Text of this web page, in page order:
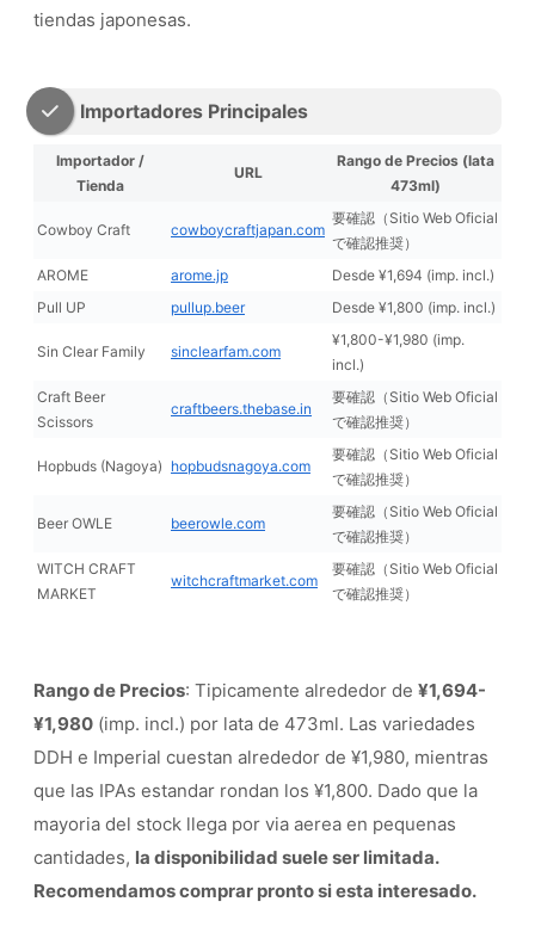
tiendas japonesas.
Importadores Principales
Importador /
Tienda
URL
Rango de Precios (lata
473ml)
Cowboy Craft cowboycraftjapan.com
要確認（Sitio Web Oficial
で確認推奨）
AROME
arome.jp
Desde ¥1,694 (imp. incl.)
Pull UP
pullup.beer Desde ¥1,800 (imp. incl.)
Sin Clear Family sinclearfam.com
¥1,800-¥1,980 (imp.
incl.)
Craft Beer
Scissors
craftbeers.thebase.in
要確認（Sitio Web Oficial
で確認推奨）
Hopbuds (Nagoya) hopbudsnagoya.com
要確認（Sitio Web Oficial
で確認推奨）
Beer OWLE beerowle.com
要確認（Sitio Web Oficial
で確認推奨）
WITCH CRAFT
MARKET
witchcraftmarket.com
要確認（Sitio Web Oficial
で確認推奨）
Rango de Precios: Tipicamente alrededor de ¥1,694-
¥1,980 (imp. incl.) por lata de 473ml. Las variedades
DDH e Imperial cuestan alrededor de ¥1,980, mientras
que las IPAs estandar rondan los ¥1,800. Dado que la
mayoria del stock llega por via aerea en pequenas
cantidades, la disponibilidad suele ser limitada.
Recomendamos comprar pronto si esta interesado.